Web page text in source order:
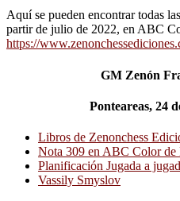
Aquí se pueden encontrar todas
partir de julio de 2022, en ABC
https://
GM Zenón
Ponteareas, 24
Libros de Zenonchess
Nota 309 en ABC Color de
Planificación Jugada a
Vassily Smyslov